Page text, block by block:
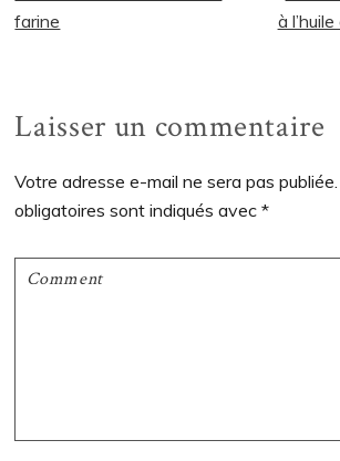
précédent
farine
à
Interactions
du
lecteur
Laisser un commentaire
Votre adresse e-mail ne sera pas publiée.
obligatoires sont indiqués avec*